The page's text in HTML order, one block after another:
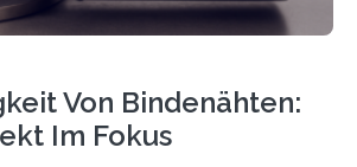
Von Bindenähten:
Im Fokus